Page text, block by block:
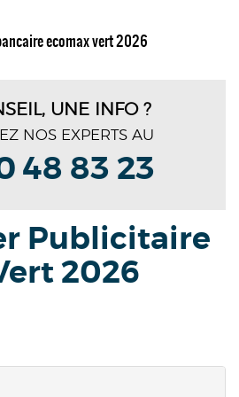
ecomax vert 2026
UNE INFO ?
NOS EXPERTS AU
48 83 23
Publicitaire
2026